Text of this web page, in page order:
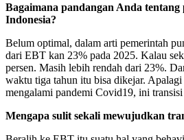
Bagaimana pandangan Anda
Indonesia?
Belum optimal, dalam arti pemerintah
dari EBT kan 23% pada 2025. Kalau
persen. Masih lebih rendah dari 23%.
waktu tiga tahun itu bisa dikejar. Apalagi
mengalami pandemi Covid19, ini
Mengapa sulit sekali mewujudkan